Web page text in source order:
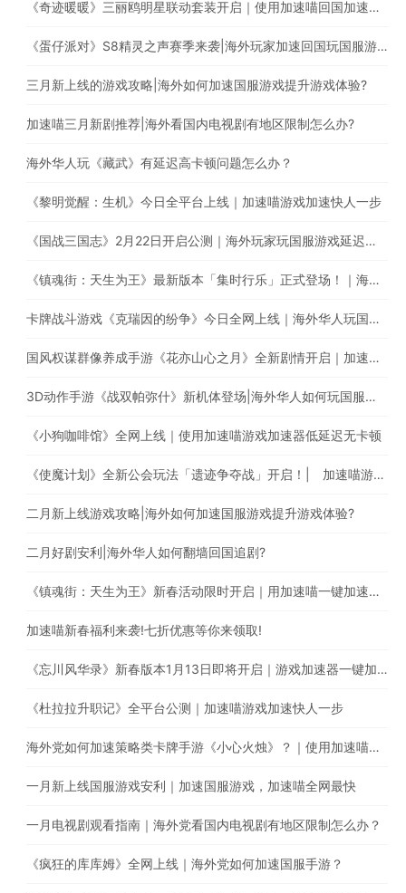
《奇迹暖暖》三丽鸥明星联动套装开启｜使用加速喵回国加速器一键加速提升游戏体验
《蛋仔派对》S8精灵之声赛季来袭|海外玩家加速回国玩国服游戏
三月新上线的游戏攻略|海外如何加速国服游戏提升游戏体验?
加速喵三月新剧推荐|海外看国内电视剧有地区限制怎么办?
海外华人玩《藏武》有延迟高卡顿问题怎么办？
《黎明觉醒：生机》今日全平台上线｜加速喵游戏加速快人一步
《国战三国志》2月22日开启公测｜海外玩家玩国服游戏延迟高怎么办？
《镇魂街：天生为王》最新版本「集时行乐」正式登场！｜海外玩国服游戏，遭遇延迟卡顿、丢包？
卡牌战斗游戏《克瑞因的纷争》今日全网上线｜海外华人玩国服游戏有延迟高卡顿问题怎么办？
国风权谋群像养成手游《花亦山心之月》全新剧情开启｜加速国服游戏全网最快
3D动作手游《战双帕弥什》新机体登场|海外华人如何玩国服手游?
《小狗咖啡馆》全网上线｜使用加速喵游戏加速器低延迟无卡顿
《使魔计划》全新公会玩法「遗迹争夺战」开启！| 加速喵游戏加速快人一步
二月新上线游戏攻略|海外如何加速国服游戏提升游戏体验?
二月好剧安利|海外华人如何翻墙回国追剧?
《镇魂街：天生为王》新春活动限时开启｜用加速喵一键加速游戏降低海外玩国服延迟。
加速喵新春福利来袭!七折优惠等你来领取!
《忘川风华录》新春版本1月13日即将开启｜游戏加速器一键加速提升游戏体验
《杜拉拉升职记》全平台公测｜加速喵游戏加速快人一步
海外党如何加速策略类卡牌手游《小心火烛》？｜使用加速喵一键智能加速回国
一月新上线国服游戏安利｜加速国服游戏，加速喵全网最快
一月电视剧观看指南｜海外党看国内电视剧有地区限制怎么办？
《疯狂的库库姆》全网上线｜海外党如何加速国服手游？